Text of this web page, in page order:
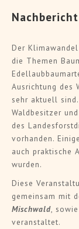
Nachbericht
Der
die Themen
Ausrichtung des
sehr aktuell
Waldbesitzer
des
vorhanden.
auch praktische
wurden.
Diese
gemeinsam mit
Mischwald,
veranstaltet.